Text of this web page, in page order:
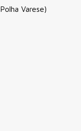
Varese)